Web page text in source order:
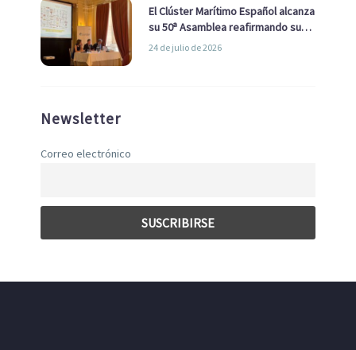
El Clúster Marítimo Español alcanza
su 50ª Asamblea reafirmando su
liderazgo en la Economía Azul
24 de julio de 2026
Newsletter
Correo electrónico